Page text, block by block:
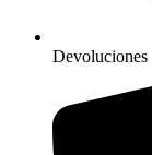
Devoluciones